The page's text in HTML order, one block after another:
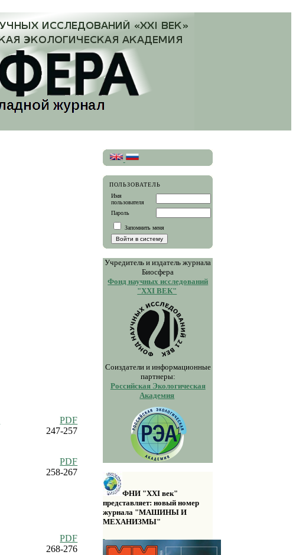
ПОЛЬЗОВАТЕЛЬ
Имя
пользователя
Пароль
Запомнить меня
Учредитель и издатель журнала
Биосфера
Фонд научных исследований
"XXI ВЕК"
Соиздатели и информационные
партнеры:
Российская Экологическая
Академия
ФНИ "XXI век"
представляет: новый номер
журнала "МАШИНЫ И
МЕХАНИЗМЫ"
PDF
247-257
PDF
258-267
PDF
268-276